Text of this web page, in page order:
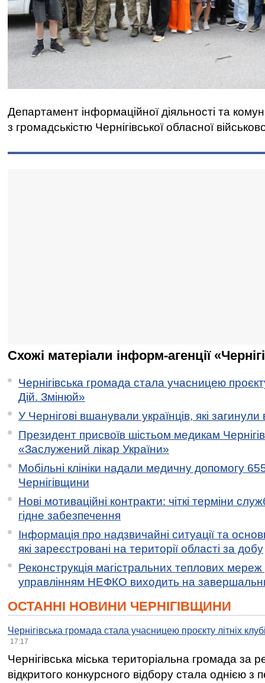
Департамент інформаційної діяльності та
з громадськістю Чернігівської обласної
Схожі матеріали інформ-агенції
Чернігівська громада стала учасницею
Дій. Змінюй»
У Чернігові вшанували українців, які загинули
Президент присвоїв шістьом медикам
«Заслужений лікар України»
Мобільні клініки надали медичну допомогу
Чернігівщини
Нові мотиваційні контракти: чіткі терміни
гідне забезпечення
Інформація про надзвичайні ситуації та
які зареєстровані на території області за добу
Реконструкція магістральних теплових мереж
управлінням НЕФКО виходить на
ОСТАННІ НОВИНИ ЧЕРНІГІВЩИНИ
Чернігівська громада стала учасницею проєкту літніх
17:17
Чернігівська міська територіальна громада за
відкритого конкурсного відбору стала однією